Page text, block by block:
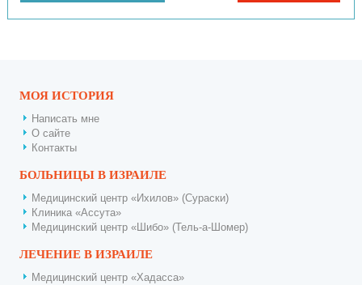
МОЯ ИСТОРИЯ
Написать мне
О сайте
Контакты
БОЛЬНИЦЫ В ИЗРАИЛЕ
Медицинский центр «Ихилов» (Сураски)
Клиника «Ассута»
Медицинский центр «Шибо» (Тель-а-Шомер)
ЛЕЧЕНИЕ В ИЗРАИЛЕ
Медицинский центр «Хадасса»